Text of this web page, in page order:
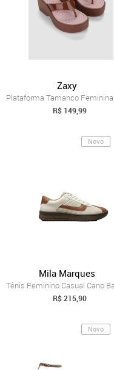
Zaxy
R$ 149,99
Novo
Mila Marques
R$ 215,90
Novo